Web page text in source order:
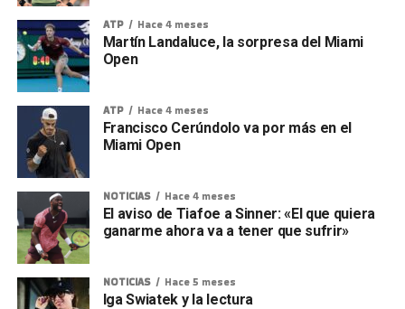
ATP Hace 4 meses
Martín Landaluce, la sorpresa del Miami
Open
ATP Hace 4 meses
Francisco Cerúndolo va por más en el
Miami Open
NOTICIAS Hace 4 meses
El aviso de Tiafoe a Sinner: «El que quiera
ganarme ahora va a tener que sufrir»
NOTICIAS Hace 5 meses
Iga Swiatek y la lectura